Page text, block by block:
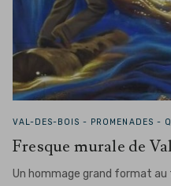
VAL-DES-BOIS - PROMENADES -
Fresque murale de
Un hommage grand format